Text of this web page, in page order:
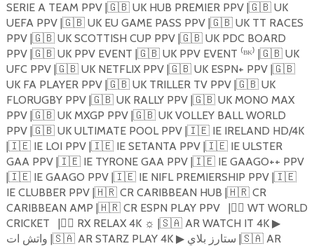
SERIE A TEAM PPV |🇬🇧UK HUB PREMIER PPV |🇬🇧UK
UEFA PPV |🇬🇧UK EU GAME PASS PPV |🇬🇧UK TT RACES
PPV |🇬🇧UK SCOTTISH CUP PPV |🇬🇧UK PDC BOARD
PPV |🇬🇧UK PPV EVENT |🇬🇧UK PPV EVENT ⁽ᴮᴷ⁾ |🇬🇧UK
UFC PPV |🇬🇧UK NETFLIX PPV |🇬🇧UK ESPN+ PPV |🇬🇧
UK FA PLAYER PPV |🇬🇧UK TRILLER TV PPV |🇬🇧UK
FLORUGBY PPV |🇬🇧UK RALLY PPV |🇬🇧UK MONO MAX
PPV |🇬🇧UK MXGP PPV |🇬🇧UK VOLLEY BALL WORLD
PPV |🇬🇧UK ULTIMATE POOL PPV |🇮🇪IE IRELAND HD/4K
|🇮🇪IE LOI PPV |🇮🇪IE SETANTA PPV |🇮🇪IE ULSTER
GAA PPV |🇮🇪IE TYRONE GAA PPV |🇮🇪IE GAAGO++ PPV
|🇮🇪IE GAAGO PPV |🇮🇪IE NIFL PREMIERSHIP PPV |🇮🇪
IE CLUBBER PPV |🇭🇷CR CARIBBEAN HUB |🇭🇷CR
CARIBBEAN AMP |🇭🇷CR ESPN PLAY PPV |🏴‍☠️ WT WORLD
CRICKET
|🏴‍☠️ RX RELAX 4K ☼ |🇸🇦AR WATCH IT 4K ▶
واتش ات |🇸🇦AR STARZ PLAY 4K ▶ ستارز بلاي |🇸🇦AR